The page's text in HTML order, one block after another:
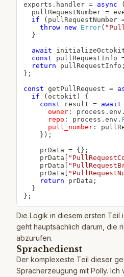
exports . handler = async (
  pullRequestNumber
=
if
( pullRequestNumber
throw
new Error(
}
await
const pullRequestInfo
return pullRequestInfo ;
} ;
const getPullRequest =
if
( octokit )
{
const result = await
owner: process . env .
repo : process . env .
pull_number:
} ) ;
    prData
= { } ;
    prData
    prData
    prData
return prData ;
}
} ;
Die Logik in diesem ersten Teil
geht hauptsächlich darum, die
abzurufen.
Sprachedienst
Der komplexeste Teil dieser
Spracherzeugung mit Polly. Ich